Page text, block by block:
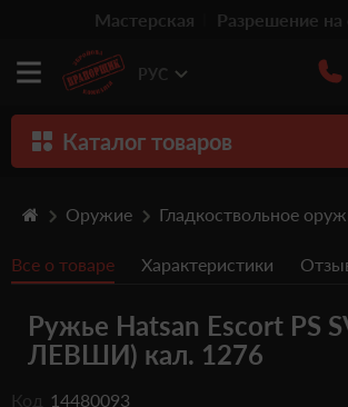
Мастерская Разрешение
РУС
Каталог товаров
Травматическое оружие
Пистолеты
Оптика
Оружие Гладкоствольное
Все о товаре Характеристики
Ружье Hatsan Escort PS
ЛЕВШИ) кал. 1276
Код 14480093